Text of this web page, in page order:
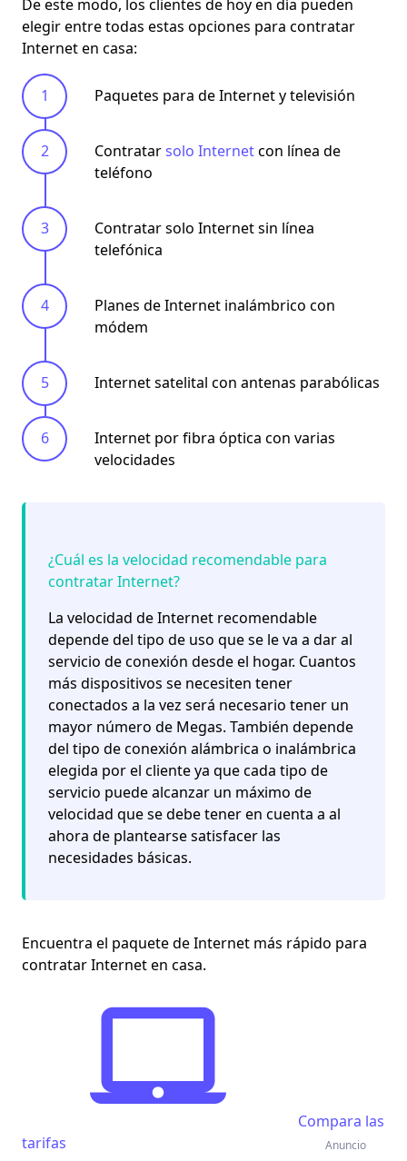
De este modo, los clientes de hoy en día pueden
elegir entre todas estas opciones para contratar
Internet en casa:
Paquetes para de Internet y televisión
Contratarsolo Internetcon línea de
teléfono
Contratar solo Internet sin línea
telefónica
Planes de Internet inalámbrico con
módem
Internet satelital con antenas parabólicas
Internet por fibra óptica con varias
velocidades
¿Cuál es la velocidad recomendable para
contratar Internet?
La velocidad de Internet recomendable
depende del tipo de uso que se le va a dar al
servicio de conexión desde el hogar. Cuantos
más dispositivos se necesiten tener
conectados a la vez será necesario tener un
mayor número de Megas. También depende
del tipo deconexión alámbrica o inalámbrica
elegida por el cliente ya que cada tipo de
servicio puede alcanzar un máximo de
velocidad que se debe tener en cuenta a al
ahora de plantearse satisfacer las
necesidades básicas.
Encuentra el paquete de Internet más rápido para
contratar Internet en casa.
Compara las
tarifas
Anuncio